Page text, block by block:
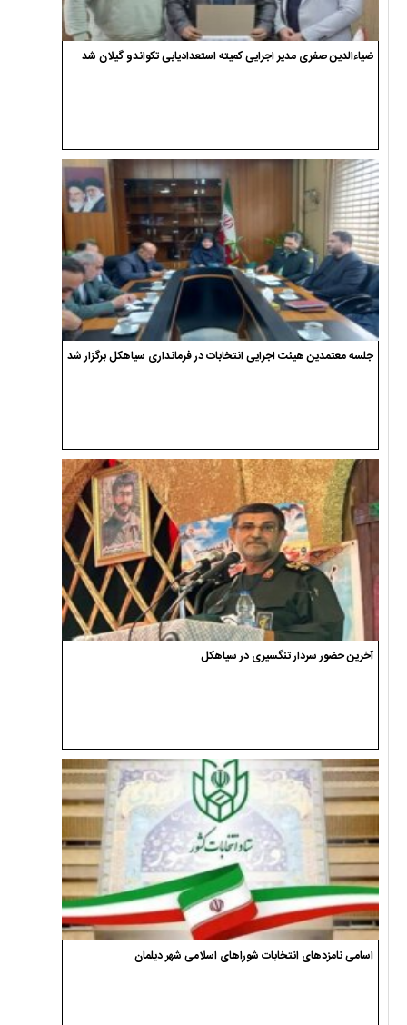
ضیاءالدین صفری مدیر اجرایی کمیته استعدادیابی تکواندو گیلان شد
جلسه معتمدین هیئت اجرایی انتخابات در فرمانداری سیاهکل برگزار شد
آخرین حضور سردار تنگسیری در سیاهکل
اسامی نامزدهای انتخابات شوراهای اسلامی شهر دیلمان